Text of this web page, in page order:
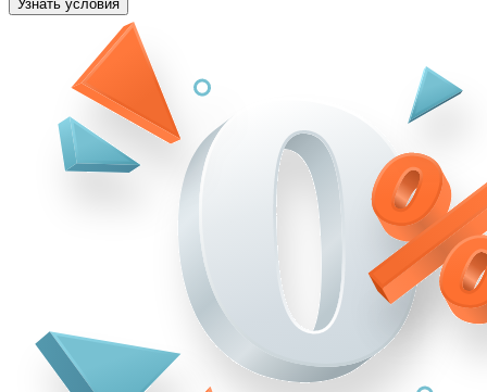
Узнать условия